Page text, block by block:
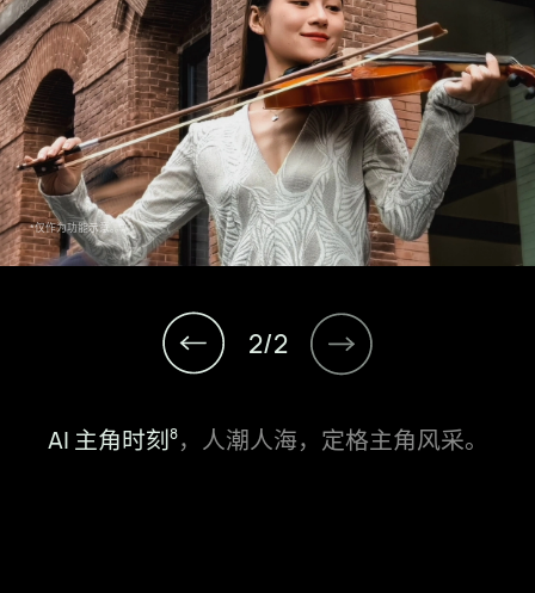
重播
*仅作为功能示意。
AI 运动轨迹⁠ ，分身有戏，精彩连篇。
1/2